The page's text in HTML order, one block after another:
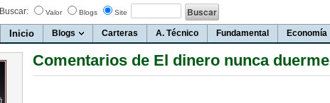
Buscar: Valor Blogs Site
Inicio Blogs Carteras A. Técnico Fundamental Economía
Comentarios de El dinero nunca duerme